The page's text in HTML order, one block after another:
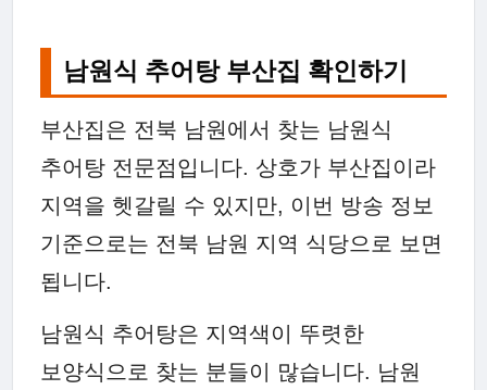
남원식 추어탕 부산집 확인하기
부산집은 전북 남원에서 찾는 남원식
추어탕 전문점입니다. 상호가 부산집이라
지역을 헷갈릴 수 있지만, 이번 방송 정보
기준으로는 전북 남원 지역 식당으로 보면
됩니다.
남원식 추어탕은 지역색이 뚜렷한
보양식으로 찾는 분들이 많습니다. 남원